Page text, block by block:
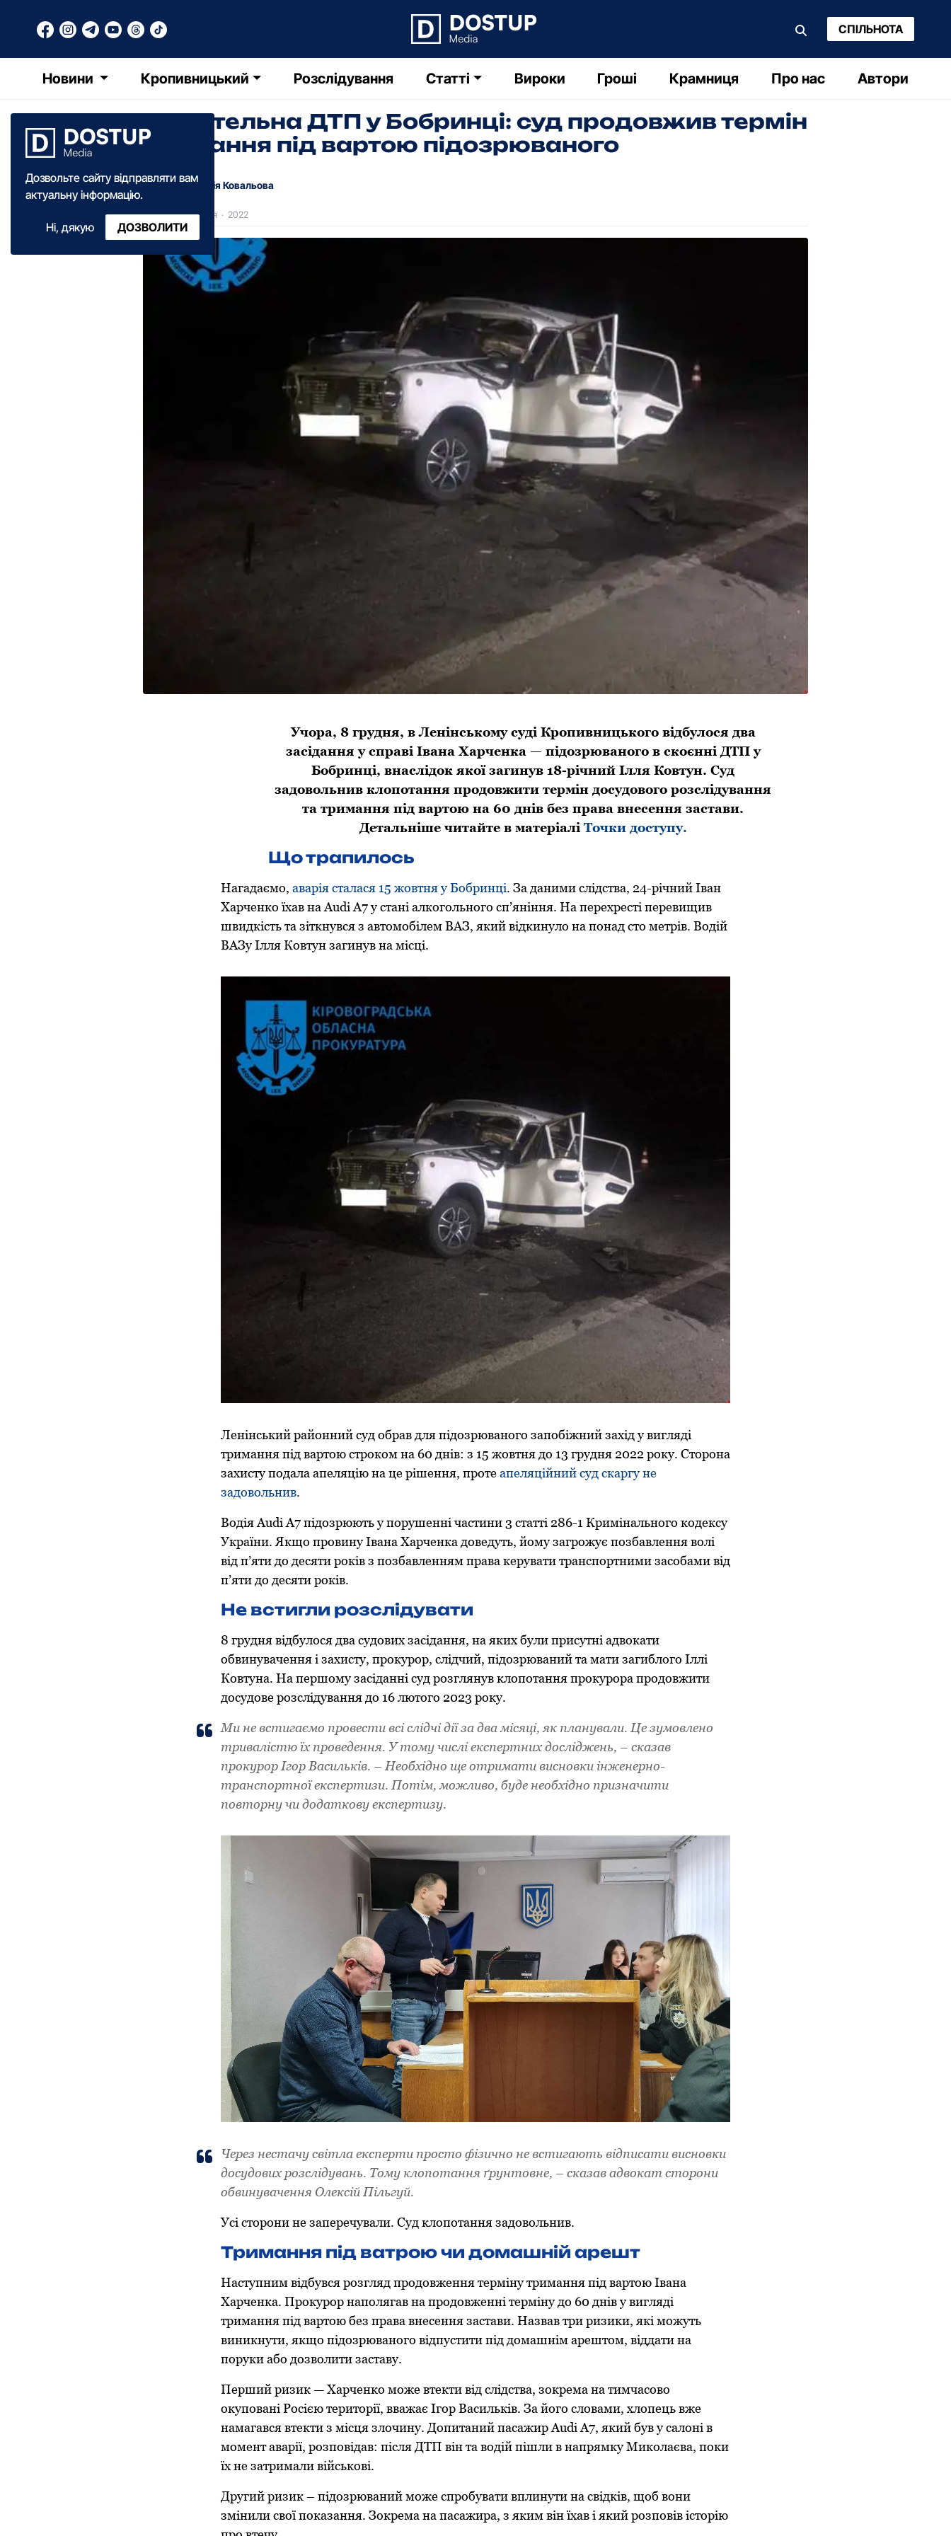
СПІЛЬНОТА
Новини Кропивницький Розслідування Статті Вироки Гроші Крамниця Про нас Автори
Дозвольте сайту відправляти вам
актуальну інформацію.
Ні, дякую ДОЗВОЛИТИ
Смертельна ДТП у Бобринці: суд продовжив термін
тримання під вартою підозрюваного
Анастасія Ковальова
09:55·09 грудня · 2022
Учора, 8 грудня, в Ленінському суді Кропивницького відбулося два
засідання у справі Івана Харченка — підозрюваного в скоєнні ДТП у
Бобринці, внаслідок якої загинув 18-річний Ілля Ковтун. Суд
задовольнив клопотання продовжити термін досудового розслідування
та тримання під вартою на 60 днів без права внесення застави.
Детальніше читайте в матеріалі Точки доступу.
Що трапилось
Нагадаємо, аварія сталася 15 жовтня у Бобринці. За даними слідства, 24-річний Іван
Харченко їхав на Audi A7 у стані алкогольного сп’яніння. На перехресті перевищив
швидкість та зіткнувся з автомобілем ВАЗ, який відкинуло на понад сто метрів. Водій
ВАЗу Ілля Ковтун загинув на місці.
Ленінський районний суд обрав для підозрюваного запобіжний захід у вигляді
тримання під вартою строком на 60 днів: з 15 жовтня до 13 грудня 2022 року. Сторона
захисту подала апеляцію на це рішення, протеапеляційний суд скаргу не
задовольнив.
Водія Audi A7 підозрюють у порушенні частини 3 статті 286-1 Кримінального кодексу
України. Якщо провину Івана Харченка доведуть, йому загрожує позбавлення волі
від п’яти до десяти років з позбавленням права керувати транспортними засобами від
п’яти до десяти років.
Не встигли розслідувати
8 грудня відбулося два судових засідання, на яких були присутні адвокати
обвинувачення і захисту, прокурор, слідчий, підозрюваний та мати загиблого Іллі
Ковтуна. На першому засіданні суд розглянув клопотання прокурора продовжити
досудове розслідування до 16 лютого 2023 року.
Ми не встигаємо провести всі слідчі дії за два місяці, як планували. Це зумовлено
тривалістю їх проведення. У тому числі експертних досліджень, – сказав
прокурор Ігор Васильків. – Необхідно ще отримати висновки інженерно-
транспортної експертизи. Потім, можливо, буде необхідно призначити
повторну чи додаткову експертизу.
Через нестачу світла експерти просто фізично не встигають відписати висновки
досудових розслідувань. Тому клопотання ґрунтовне, – сказав адвокат сторони
обвинувачення Олексій Пільгуй.
Усі сторони не заперечували. Суд клопотання задовольнив.
Тримання під ватрою чи домашній арешт
Наступним відбувся розгляд продовження терміну тримання під вартою Івана
Харченка. Прокурор наполягав на продовженні терміну до 60 днів у вигляді
тримання під вартою без права внесення застави. Назвав три ризики, які можуть
виникнути, якщо підозрюваного відпустити під домашнім арештом, віддати на
поруки або дозволити заставу.
Перший ризик — Харченко може втекти від слідства, зокрема на тимчасово
окуповані Росією території, вважає Ігор Васильків. За його словами, хлопець вже
намагався втекти з місця злочину. Допитаний пасажир Audi A7, який був у салоні в
момент аварії, розповідав: після ДТП він та водій пішли в напрямку Миколаєва, поки
їх не затримали військові.
Другий ризик – підозрюваний може спробувати вплинути на свідків, щоб вони
змінили свої показання. Зокрема на пасажира, з яким він їхав і який розповів історію